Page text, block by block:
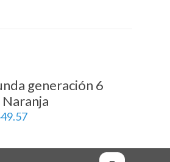
generación 6